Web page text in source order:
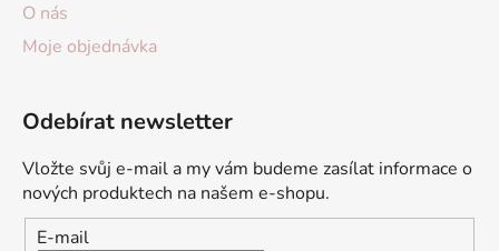
O nás
Moje objednávka
Odebírat newsletter
Vložte svůj e-mail a my vám budeme zasílat informace o
nových produktech na našem e-shopu.
E-mail